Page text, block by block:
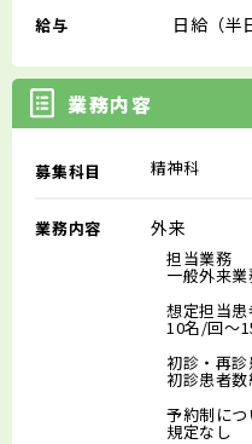
給与 日給（半
業務内容
募集科目 精神科
業務内容 外来
担当業務
一般外来業
想定担当
10名/回～
初診・再
初診患者
予約制につ
規定なし